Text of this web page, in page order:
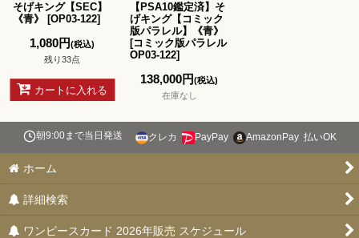
そげキング【SEC】
《青》
[OP03-122]
1,080円(税込)
残り33点
カートに入れる
【PSA10鑑定済】そ
げキング【コミック
版パラレル】《青》
[コミック版パラレル
OP03-122]
138,000円(税込)
在庫なし
朝9:00まで当日発送 クレカ PayPay AmazonPay 払いOK
ホーム
詳細検索
ワンピースカード 2026年販売 スケジュール